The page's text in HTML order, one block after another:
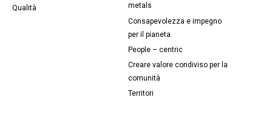
Qualità
metals
Consapevolezza e impegno
per il pianeta
People – centric
Creare valore condiviso per la
comunità
Territori